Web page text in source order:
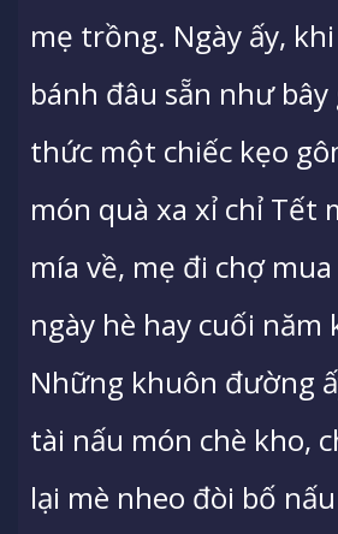
mẹ trồng. Ngày ấy,
bánh đâu sẵn như
thức một chiếc kẹo
món quà xa xỉ chỉ Tết
mía về, mẹ đi chợ
ngày hè hay cuối
Những khuôn đường
tài nấu món chè kho,
lại mè nheo đòi bố